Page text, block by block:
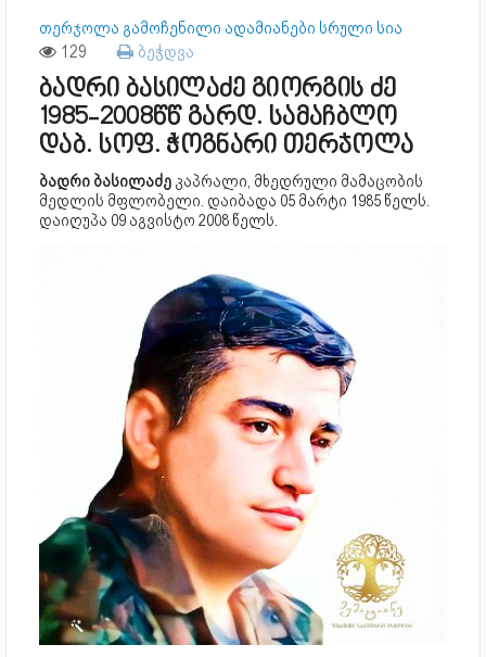
თერჯოლა გამოჩენილი ადამიანები სრული სია
129 ბეჭდვა
ბადრი ბასილაძე გიორგის ძე
1985-2008წწ გარდ. სამაჩბლო
დაბ. სოფ. ჭოგნარი თერჯოლა
ბადრი ბასილაძე კაპრალი, მხედრული მამაცობის
მედლის მფლობელი. დაიბადა 05 მარტი 1985 წელს.
დაიღუპა 09 აგვისტო 2008 წელს.